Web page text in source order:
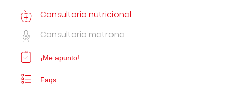
Consultorio nutricional
Consultorio matrona
¡Me apunto!
Faqs